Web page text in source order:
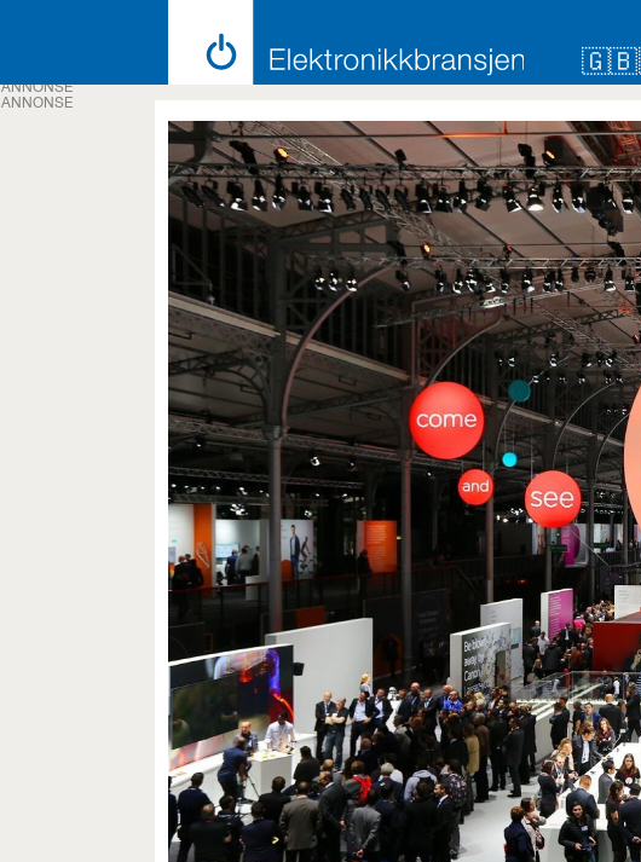
🇬🇧
ANNONSE
ANNONSE